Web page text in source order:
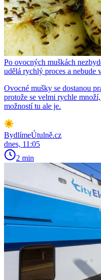
Po ovocných muškách
udělá rychlý proces a nebude
Ovocné mušky se dostanou
protože se velmi rychle
možností tu ale je.
BydlímeÚtulně.cz
dnes, 11:05
2 min